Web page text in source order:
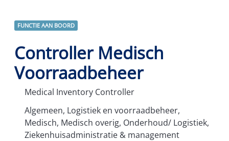
FUNCTIE AAN BOORD
Controller Medisch
Voorraadbeheer
Medical Inventory Controller
Algemeen, Logistiek en voorraadbeheer,
Medisch, Medisch overig, Onderhoud/ Logistiek,
Ziekenhuisadministratie & management